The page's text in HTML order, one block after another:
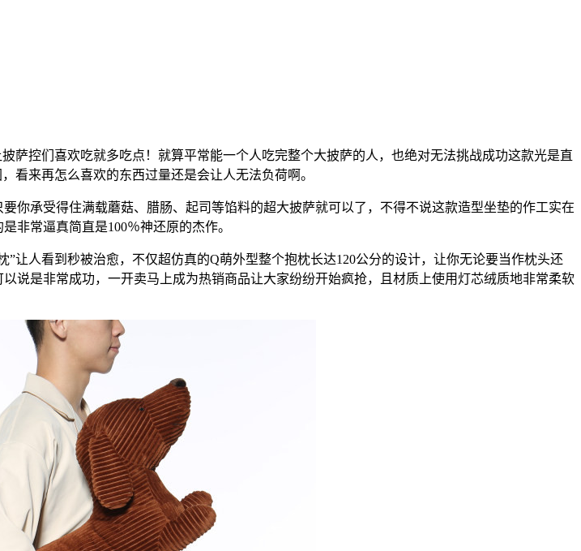
控们喜欢吃就多吃点！就算平常能一个人吃完整个大披萨的人，也绝对无法挑战成功这款光是直
看来再怎么喜欢的东西过量还是会让人无法负荷啊。
承受得住满载蘑菇、腊肠、起司等馅料的超大披萨就可以了，不得不说这款造型坐垫的作工实在
非常逼真简直是100％神还原的杰作。
人看到秒被治愈，不仅超仿真的Q萌外型整个抱枕长达120公分的设计，让你无论要当作枕头还
说是非常成功，一开卖马上成为热销商品让大家纷纷开始疯抢，且材质上使用灯芯绒质地非常柔软